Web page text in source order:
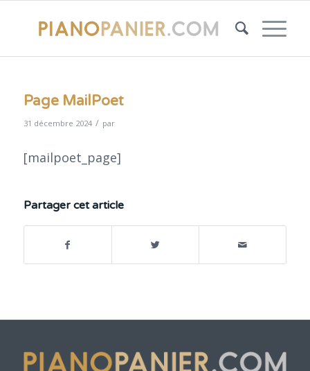
Page MailPoet
31 décembre 2024 / par
[mailpoet_page]
Partager cet article